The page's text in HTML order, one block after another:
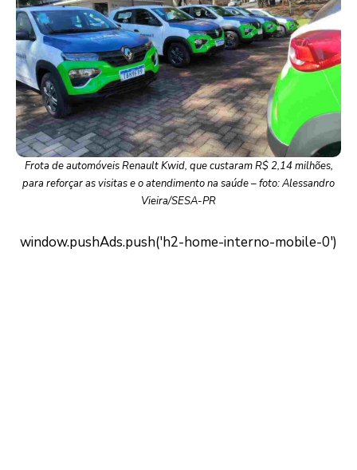
Frota de automóveis Renault Kwid, que custaram R$ 2,14 milhões,
para reforçar as visitas e o atendimento na saúde – foto: Alessandro
Vieira/SESA-PR